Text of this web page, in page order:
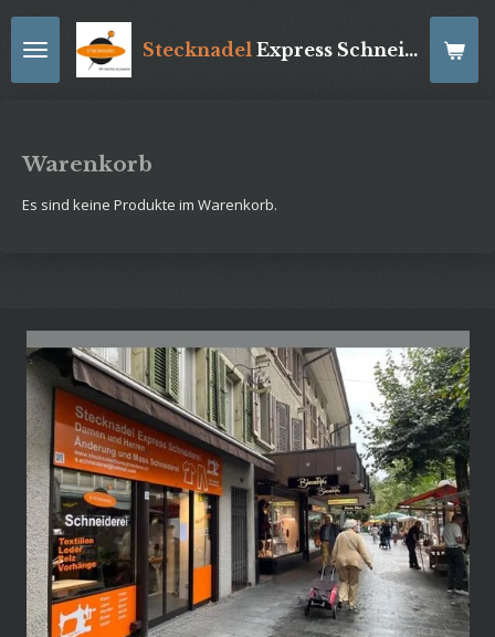
Zum
Hauptinhalt
Stecknadel Express Schneiderei
Warenkorb
Es sind keine Produkte im Warenkorb.